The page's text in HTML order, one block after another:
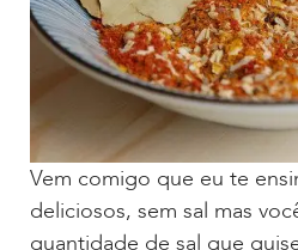
Vem comigo que eu te
deliciosos, sem sal mas
quantidade de sal que